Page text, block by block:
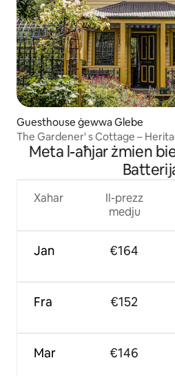
Guesthouse ġewwa Glebe
The Gardener' s Cottage –
Meta l-aħjar żmien
Xahar
Jan
Fra
Mar
Il-prezz
medju
€164
€152
€146